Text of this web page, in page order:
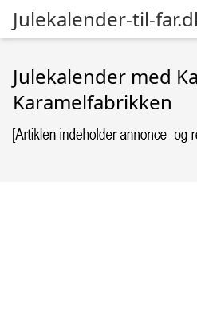
Julekalender-til-
Julekalender med
Karamelfabrikken